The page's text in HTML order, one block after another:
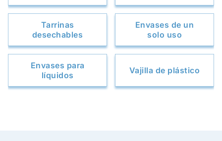
Tarrinas
desechables
Envases de un
solo uso
Envases para
líquidos
Vajilla de plástico